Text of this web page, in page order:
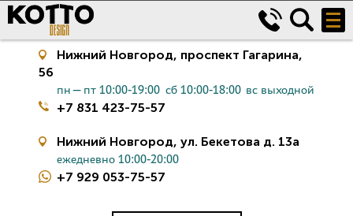
Керамическая плитка
Нижний Новгород, проспект Гагарина,
56
пн—пт 10:00-19:00 сб 10:00-18:00 вс выходной
+7 831 423-75-57
Нижний Новгород, ул. Бекетова д. 13а
ежедневно 10:00-20:00
+7 929 053-75-57